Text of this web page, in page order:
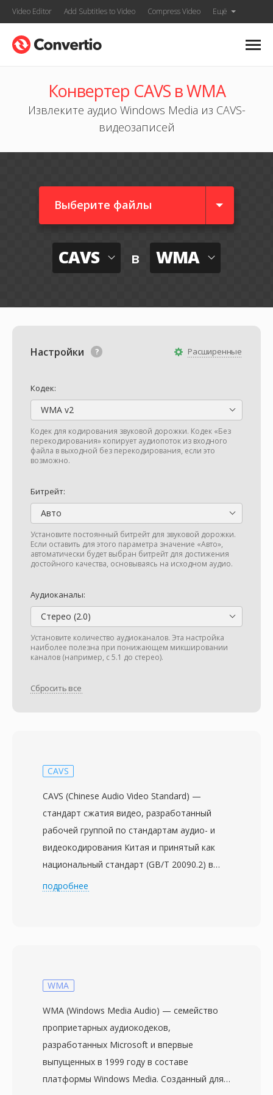
Video Editor Add Subtitles to Video Compress Video Ещё
Конвертер CAVS в WMA
Извлеките аудио Windows Media из CAVS-
видеозаписей
Выберите файлы
CAVS в WMA
Расширенные
Настройки
Кодек:
WMA v2
Кодек для кодирования звуковой дорожки. Кодек «Без
перекодирования» копирует аудиопоток из входного
файла в выходной без перекодирования, если это
возможно.
Битрейт:
Авто
Установите постоянный битрейт для звуковой дорожки.
Если оставить для этого параметра значение «Авто»,
автоматически будет выбран битрейт для достижения
достойного качества, основываясь на исходном аудио.
Аудиоканалы:
Стерео (2.0)
Установите количество аудиоканалов. Эта настройка
наиболее полезна при понижающем микшировании
каналов (например, с 5.1 до стерео).
Сбросить все
CAVS
CAVS (Chinese Audio Video Standard) —
стандарт сжатия видео, разработанный
рабочей группой по стандартам аудио- и
видеокодирования Китая и принятый как
национальный стандарт (GB/T 20090.2) в
феврале 2006 года. Проект стартовал в
также именуемый AVS1, достигает
H.264/AVC, при более простой патентной
структуре и значительно более низких
лицензионных расходах. Стандарт
поддерживает разрешения видео от
стандартного до высокого, что делает его
подробнее
WMA
WMA (Windows Media Audio) — семейство
проприетарных аудиокодеков,
разработанных Microsoft и впервые
выпущенных в 1999 году в составе
платформы Windows Media. Созданный для